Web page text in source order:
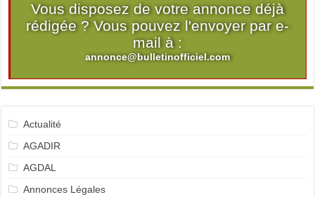
Vous disposez de votre annonce déjà
rédigée ? Vous pouvez l'envoyer par e-
mail à :
annonce@bulletinofficiel.com
Actualité
AGADIR
AGDAL
Annonces Légales